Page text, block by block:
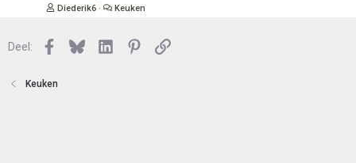
Diederik6 Keuken
Deel: Facebook
BlueskyLinkedInPinterest
Link
Keuken